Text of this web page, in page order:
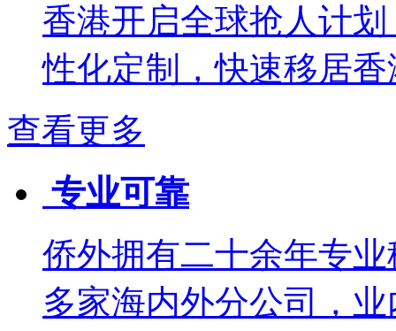
香港开启全球抢人计
性化定制，快速移居
查看更多
专业可靠
侨外拥有二十余年专
多家海内外分公司，